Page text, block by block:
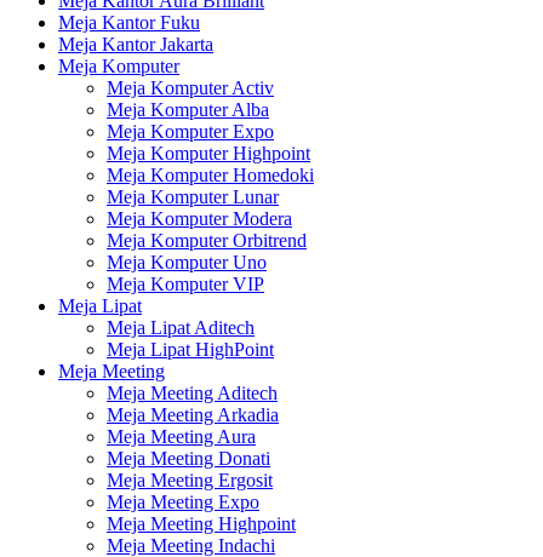
Meja Kantor Fuku
Meja Kantor Jakarta
Meja Komputer
Meja Komputer Activ
Meja Komputer Alba
Meja Komputer Expo
Meja Komputer Highpoint
Meja Komputer Homedoki
Meja Komputer Lunar
Meja Komputer Modera
Meja Komputer Orbitrend
Meja Komputer Uno
Meja Komputer VIP
Meja Lipat
Meja Lipat Aditech
Meja Lipat HighPoint
Meja Meeting
Meja Meeting Aditech
Meja Meeting Arkadia
Meja Meeting Aura
Meja Meeting Donati
Meja Meeting Ergosit
Meja Meeting Expo
Meja Meeting Highpoint
Meja Meeting Indachi